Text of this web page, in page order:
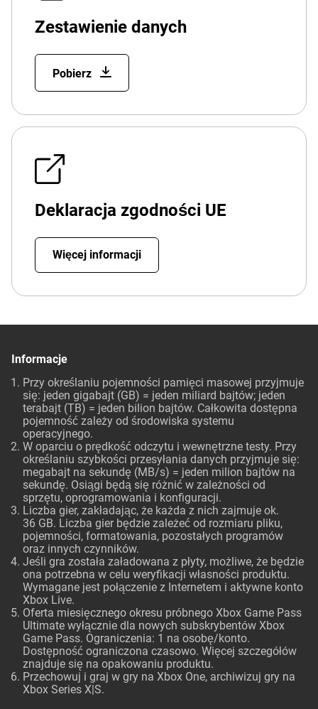
Zestawienie danych
Pobierz
Deklaracja zgodności UE
Więcej informacji
Informacje
Przy określaniu pojemności pamięci masowej przyjmuje
się: jeden gigabajt (GB) = jeden miliard bajtów; jeden
terabajt (TB) = jeden bilion bajtów. Całkowita dostępna
pojemność zależy od środowiska systemu
operacyjnego.
W oparciu o prędkość odczytu i wewnętrzne testy. Przy
określaniu szybkości przesyłania danych przyjmuje się:
megabajt na sekundę (MB/s) = jeden milion bajtów na
sekundę. Osiągi będą się różnić w zależności od
sprzętu, oprogramowania i konfiguracji.
Liczba gier, zakładając, że każda z nich zajmuje ok.
36 GB. Liczba gier będzie zależeć od rozmiaru pliku,
pojemności, formatowania, pozostałych programów
oraz innych czynników.
Jeśli gra została załadowana z płyty, możliwe, że będzie
ona potrzebna w celu weryfikacji własności produktu.
Wymagane jest połączenie z Internetem i aktywne konto
Xbox Live.
Oferta miesięcznego okresu próbnego Xbox Game Pass
Ultimate wyłącznie dla nowych subskrybentów Xbox
Game Pass. Ograniczenia: 1 na osobę/konto.
Dostępność ograniczona czasowo. Więcej szczegółów
znajduje się na opakowaniu produktu.
Przechowuj i graj w gry na Xbox One, archiwizuj gry na
Xbox Series X|S.